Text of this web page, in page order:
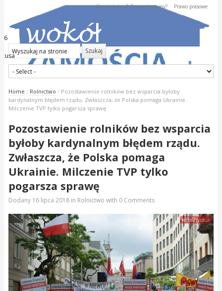
Kim jesteśmy? Co zamierzamy? Prawo prasowe
Home / Rolnictwo / Pozostawienie rolników bez wsparcia byłoby
kardynalnym błędem rządu. Zwłaszcza, że Polska pomaga Ukrainie.
Milczenie TVP tylko pogarsza sprawę
Pozostawienie rolników bez wsparcia
byłoby kardynalnym błędem rządu.
Zwłaszcza, że Polska pomaga
Ukrainie. Milczenie TVP tylko
pogarsza sprawę
Dodany 16 lipca 2018in Rolnictwo with 0 Comments